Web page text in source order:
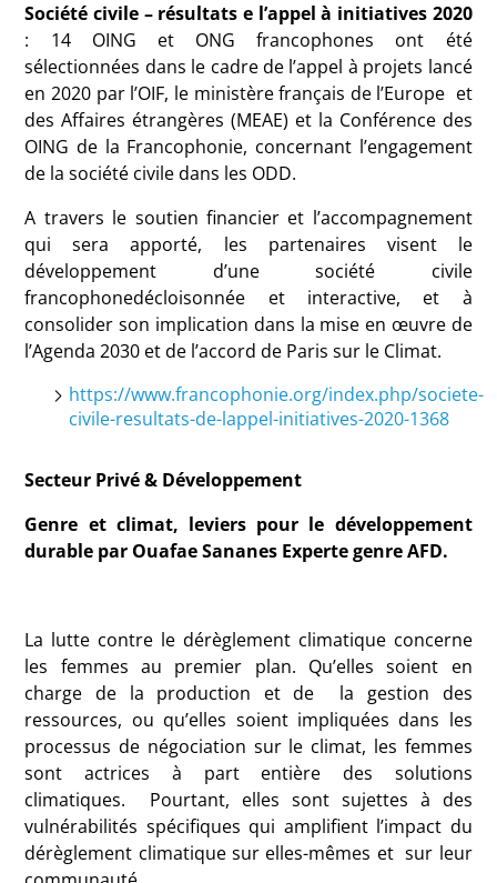
Sociétécivile – résultats e l’appel à initiatives 2020
: 14 OING et ONG francophones ont été
sélectionnées dans le cadre de l’appel à projets lancé
en 2020 par l’OIF, le ministère français de l’Europe et
des Affaires étrangères (MEAE) et la Conférence des
OING de la Francophonie, concernant l’engagement
de la société civile dans les ODD.
A travers le soutien financier et l’accompagnement
qui sera apporté, les partenaires visent le
développement d’une société civile
francophonedécloisonnée et interactive, et à
consolider son implication dans la mise en œuvre de
l’Agenda 2030 et de l’accord de Paris sur le Climat.
https://www.francophonie.org/index.php/societe-
civile-resultats-de-lappel-initiatives-2020-1368
Secteur Privé & Développement
Genre et climat, leviers pour le développement
durable par Ouafae Sananes Experte genre AFD.
La lutte contre le dérèglement climatique concerne
les femmes au premier plan. Qu’elles soient en
charge de la production et de la gestion des
ressources, ou qu’elles soient impliquées dans les
processus de négociation sur le climat, les femmes
sont actrices à part entière des solutions
climatiques. Pourtant, elles sont sujettes à des
vulnérabilités spécifiques qui amplifient l’impact du
dérèglement climatique sur elles-mêmes et sur leur